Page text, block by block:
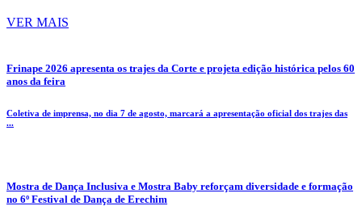
VER MAIS
Frinape 2026 apresenta os trajes da Corte e projeta edição histórica pelos 60
anos da feira
Coletiva de imprensa, no dia 7 de agosto, marcará a apresentação oficial dos trajes das
...
Mostra de Dança Inclusiva e Mostra Baby reforçam diversidade e formação
no 6º Festival de Dança de Erechim